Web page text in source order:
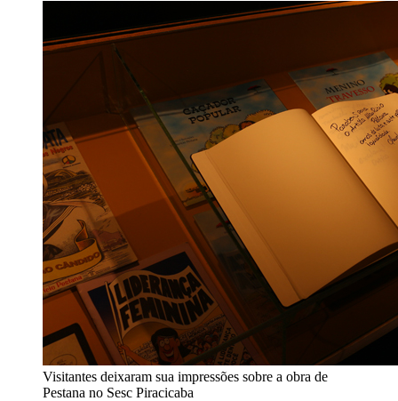
Visitantes deixaram sua impressões sobre a obra de
Pestana no Sesc Piracicaba